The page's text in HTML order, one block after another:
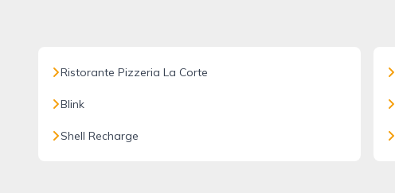
Ristorante Pizzeria La Corte
Blink
Shell Recharge